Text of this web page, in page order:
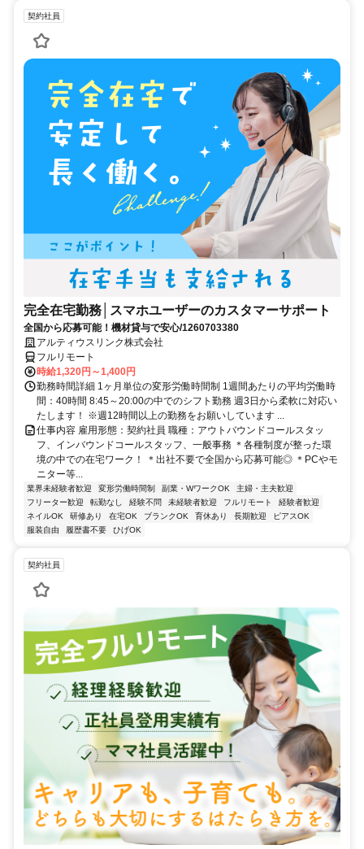
契約社員
完全在宅勤務│スマホユーザーのカスタマーサポート
全国から応募可能！機材貸与で安心/1260703380
アルティウスリンク株式会社
フルリモート
時給1,320円～1,400円
勤務時間詳細 1ヶ月単位の変形労働時間制 1週間あたりの平均労働時
間：40時間 8:45～20:00の中でのシフト勤務 週3日から柔軟に対応い
たします！ ※週12時間以上の勤務をお願いしています ...
仕事内容 雇用形態：契約社員 職種：アウトバウンドコールスタッ
フ、インバウンドコールスタッフ、一般事務 ＊各種制度が整った環
境の中での在宅ワーク！ ＊出社不要で全国から応募可能◎ ＊PCやモ
ニター等...
業界未経験者歓迎 変形労働時間制 副業・WワークOK
主婦・主夫歓迎
フリーター歓迎
転勤なし 経験不問 未経験者歓迎 フルリモート
経験者歓迎
ネイルOK
研修あり 在宅OK ブランクOK 育休あり 長期歓迎
ピアスOK
服装自由
履歴書不要 ひげOK
契約社員